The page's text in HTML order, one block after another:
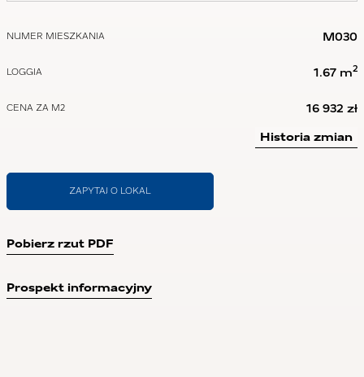
NUMER MIESZKANIA M030
LOGGIA 1.67 m2
CENA ZA M2 16 932 zł
Historia zmian
ZAPYTAJ O LOKAL
Pobierz rzut PDF
Prospekt informacyjny